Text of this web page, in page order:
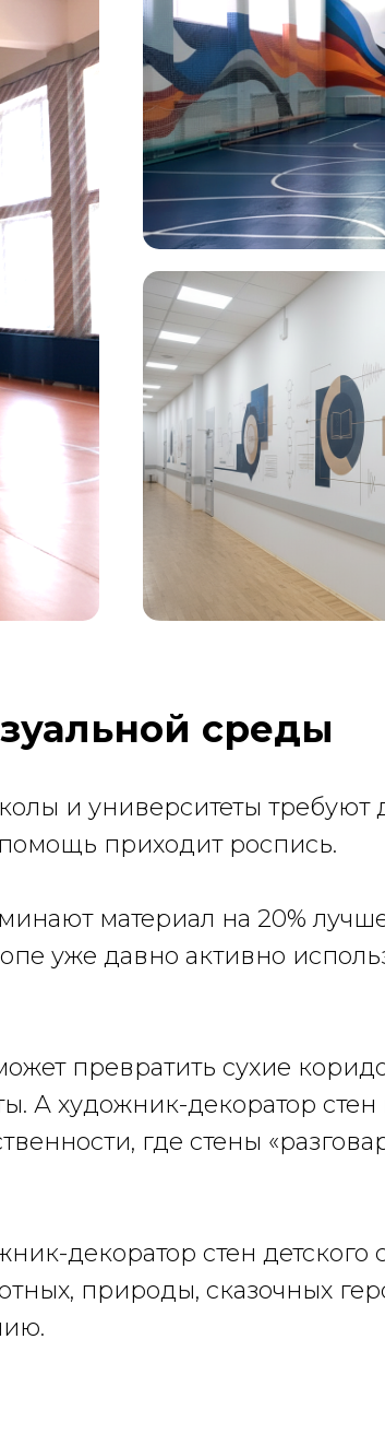
среды
и университеты требуют
приходит роспись.
материал на 20%
уже давно активно
превратить сухие
А художник-декоратор стен
где стены
декоратор стен
природы, сказочных